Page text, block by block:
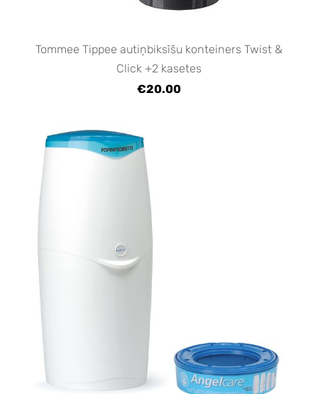
Tommee Tippee autiņbiksīšu konteiners Twist &
Click +2 kasetes
€20.00